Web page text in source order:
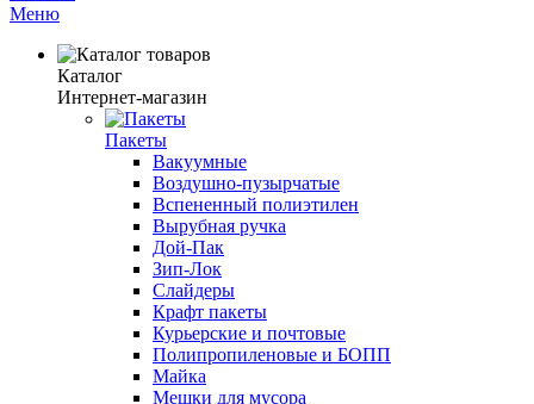
Меню
Каталог
Интернет-магазин
Пакеты
Вакуумные
Воздушно-пузырчатые
Вспененный полиэтилен
Вырубная ручка
Дой-Пак
Зип-Лок
Слайдеры
Крафт пакеты
Курьерские и почтовые
Полипропиленовые и БОПП
Майка
Мешки для мусора